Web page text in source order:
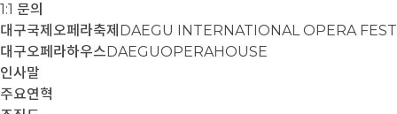
1:1 문의
대구국제오페라축제 DAEGU INTERNATIONAL OPERA
대구오페라하우스DAEGUOPERAHOUSE
인사말
주요연혁